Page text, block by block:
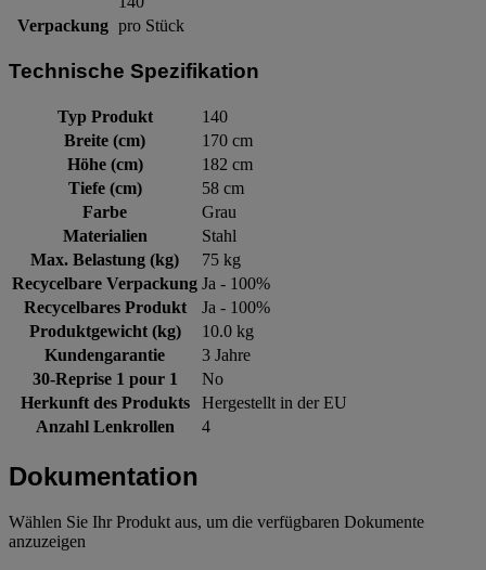
Verpackung pro Stück
Technische Spezifikation
Typ Produkt
140
Breite (cm)
170 cm
Höhe (cm)
182 cm
Tiefe (cm)
58 cm
Farbe
Grau
Materialien
Stahl
Max. Belastung (kg)
75 kg
Recycelbare Verpackung Ja - 100%
Recycelbares Produkt
Ja - 100%
Produktgewicht (kg)
10.0 kg
Kundengarantie
3 Jahre
30-Reprise 1 pour 1
No
Herkunft des Produkts
Hergestellt in der EU
Anzahl Lenkrollen
4
Dokumentation
Wählen Sie Ihr Produkt aus, um die verfügbaren Dokumente
anzuzeigen